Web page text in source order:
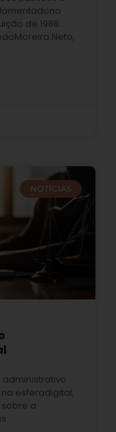
de 1988.
Neto,
NOTÍCIAS
administrativo
esferadigital,
a